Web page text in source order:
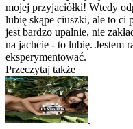
mojej przyjaciółki! Wtedy
lubię skąpe ciuszki, ale to ci
jest bardzo upalnie, nie
na jachcie - to lubię. Jestem
eksperymentować.
Przeczytaj także